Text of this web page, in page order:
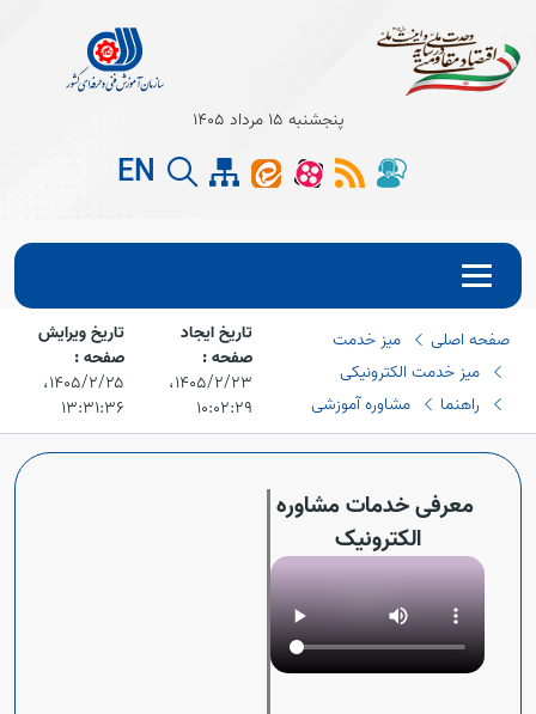
Open
Open
پنجشنبه 15 مرداد 1405
EN
صفحه اصلی
میز خدمت
میز خدمت الکترونیکی
راهنما
مشاوره آموزشی
تاریخ ایجاد
صفحه :
۱۴۰۵/۲/۲۳،‏
۱۰:۰۲:۲۹
تاریخ ویرایش
صفحه :
۱۴۰۵/۲/۲۵،‏
۱۳:۳۱:۳۶
معرفی خدمات مشاوره
الکترونیک